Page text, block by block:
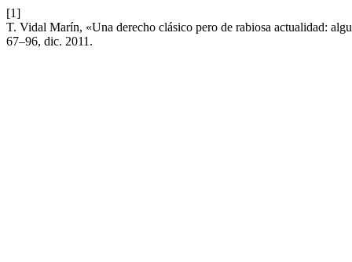
[1]
T. Vidal Marín, «Una derecho clásico pero de rabiosa actualidad:
67–96, dic. 2011.